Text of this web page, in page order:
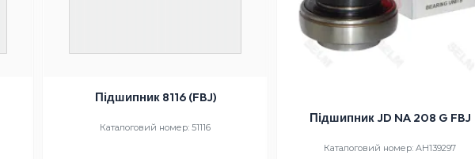
Підшипник 8116 (FBJ)
Каталоговий номер: 51116
Підшипник JD NA 208 G FBJ
Каталоговий номер: AH139297